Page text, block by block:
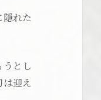
れた
とし
迎え